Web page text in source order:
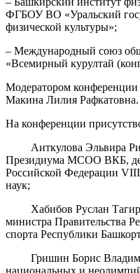
ФГБОУ ВО «Уральский
физической культуры»;
– Международный союз
«Всемирный курултай
Модератором конференции
Макина Лилия Рафкатовна.
На конференции
Аиткулова Эльвира
Президиума МСОО ВКБ,
Российской Федерации
наук;
Хабибов Руслан
министра Правительства
спорта Республики
Гришин Борис
национальных и